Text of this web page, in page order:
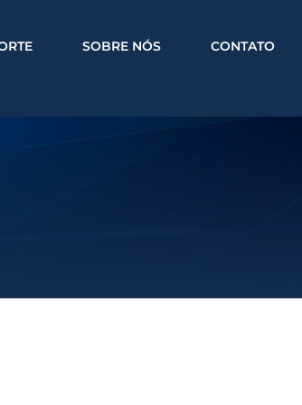
SOBRE NÓS CONTATO